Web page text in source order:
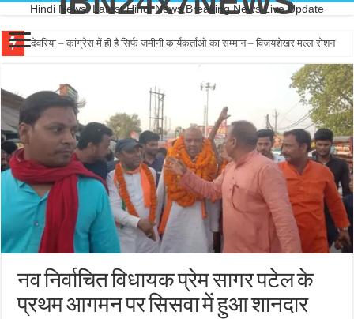
Hindi News, Latest Hindi News,Breaking News,Live Update
देवरिया – कांग्रेस में ही है सिर्फ जमीनी कार्यकर्ताओ का सम्मान – विजयशेखर मल्ल रोशन
आकाशीय बिजली की चपेट में आने से NEET अभ्यर्थी युवक की मौत, खेत से लौटते समय हुआ
नव निर्वाचित विधायक प्रेम सागर पटेल के
प्रथम आगमन पर सिसवा में हुआ शानदार